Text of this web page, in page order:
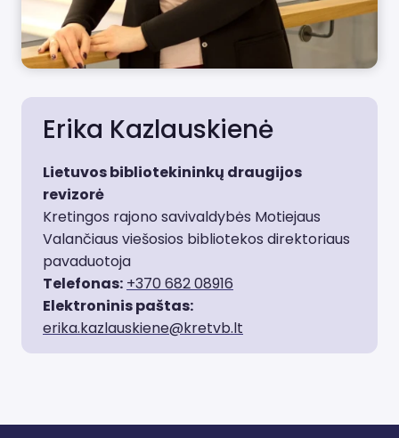
Erika Kazlauskienė
Lietuvos bibliotekininkų draugijos
revizorė
Kretingos rajono savivaldybės Motiejaus
Valančiaus viešosios bibliotekos direktoriaus
pavaduotoja
Telefonas: +370 682 08916
Elektroninis paštas:
erika.kazlauskiene@kretvb.lt